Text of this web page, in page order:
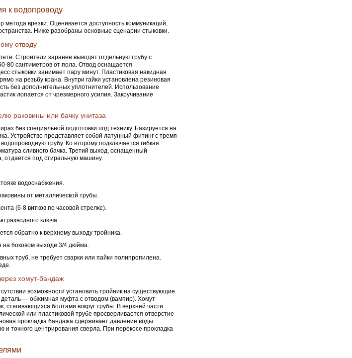
к водопроводу
метода врезки. Оценивается доступность коммуникаций,
Ниже разобраны основные сценарии стыковки.
отводу
Строители заранее выводят отдельную трубу с
80 сантиметров от пола. Отвод оснащается
стыковки занимает пару минут. Пластиковая накидная
на резьбу крана. Внутри гайки установлена резиновая
без дополнительных уплотнителей. Использование
лопается от чрезмерного усилия. Закручивание
раковины или бачку унитаза
без специальной подготовки под технику. Базируется на
Устройство представляет собой латунный фитинг с тремя
трубу. Ко второму подключается гибкая
сливного бачка. Третий выход, оснащенный
отдается под стиральную машину.
водоснабжения.
от металлической трубы.
(6-8 витков по часовой стрелке).
разводного ключа.
обратно к верхнему выходу тройника.
на боковом выходе 3/4 дюйма.
труб, не требует сварки или пайки полипропилена.
хомут-бандаж
возможности установить тройник на существующие
— обжимная муфта с отводом (вампир). Хомут
стягивающихся болтами вокруг трубы. В верхней части
или пластиковой трубе просверливается отверстие
прокладка бандажа сдерживает давление воды.
и точного центрирования сверла. При перекосе прокладка